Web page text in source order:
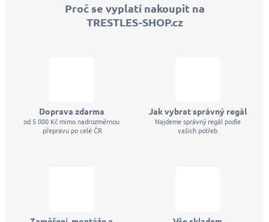
Proč se vyplatí nakoupit na
TRESTLES-SHOP.cz
Doprava zdarma
od 5 000 Kč mimo nadrozměrnou
přepravu po celé ČR
Jak vybrat správný regál
Najdeme správný regál podle
vašich potřeb